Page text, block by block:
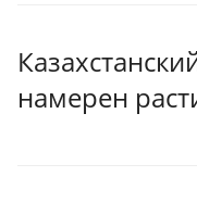
намерен